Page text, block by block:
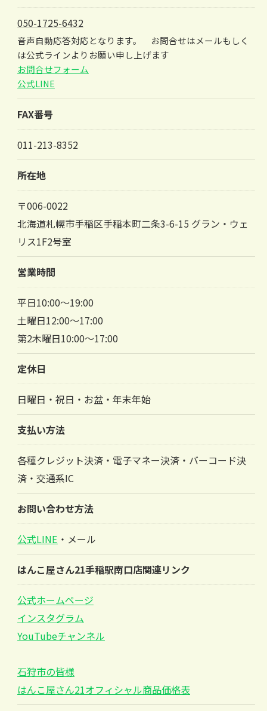
050-1725-6432
音声自動応答対応となります。 お問合せはメールもしく
は公式ラインよりお願い申し上げます
お問合せフォーム
公式LINE
FAX番号
011-213-8352
所在地
〒006-0022
北海道札幌市手稲区手稲本町二条3-6-15 グラン・ウェ
リス1F2号室
営業時間
平日10:00～19:00
土曜日12:00～17:00
第2木曜日10:00～17:00
定休日
日曜日・祝日・お盆・年末年始
支払い方法
各種クレジット決済・電子マネー決済・バーコード決
済・交通系IC
お問い合わせ方法
公式LINE ・メール
はんこ屋さん21手稲駅南口店関連リンク
公式ホームページ
インスタグラム
YouTubeチャンネル
石狩市の皆様
はんこ屋さん21オフィシャル商品価格表